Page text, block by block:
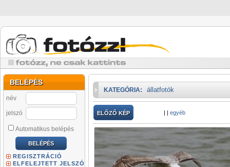
BELÉPÉS
név
jelszó
Automatikus belépés
REGISZTRÁCIÓ
ELFELEJTETT JELSZÓ
KATEGÓRIA: állatfotók
ELŐZŐ KÉP | | egyéb